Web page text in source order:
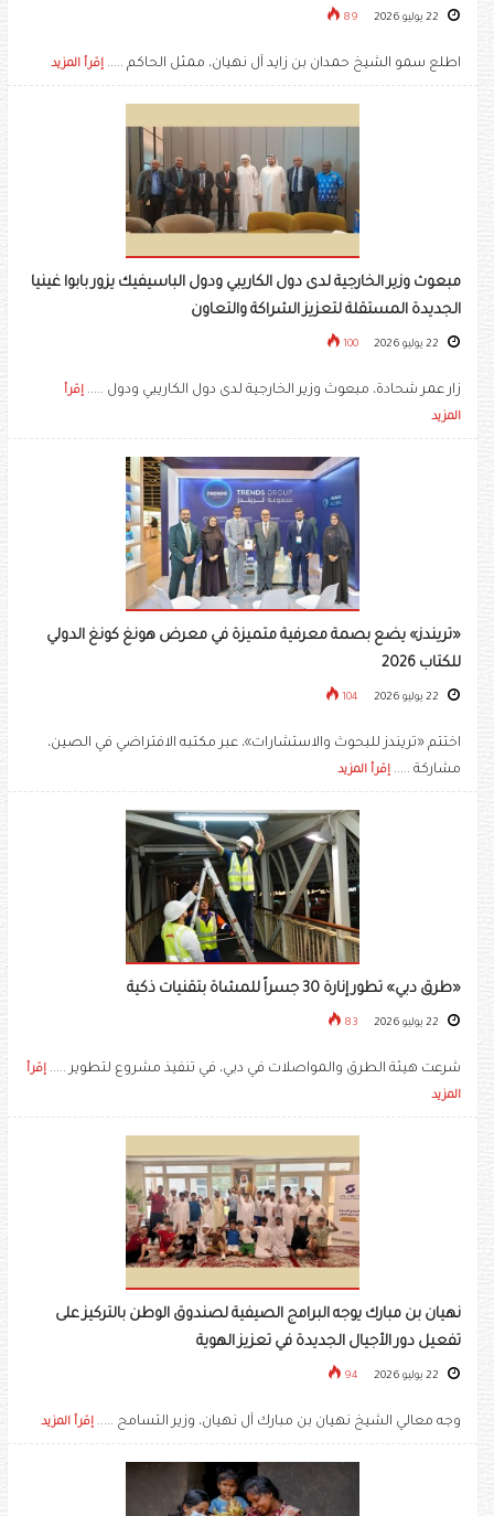
89
اطلع سمو الشيخ حمدان بن زايد آل نهيان، ممثل الحاكم ..... إقرأ المزيد
مبعوث وزير الخارجية لدى دول الكاريبي ودول الباسيفيك يزور بابوا غينيا
الجديدة المستقلة لتعزيز الشراكة والتعاون
100
زار عمر شحادة، مبعوث وزير الخارجية لدى دول الكاريبي ودول ..... إقرأ
المزيد
«تريندز» يضع بصمة معرفية متميزة في معرض هونغ كونغ الدولي
للكتاب 2026
104
اختتم «تريندز للبحوث والاستشارات»، عبر مكتبه الافتراضي في الصين،
مشاركة ..... إقرأ المزيد
«طرق دبي» تطور إنارة 30 جسراً للمشاة بتقنيات ذكية
83
شرعت هيئة الطرق والمواصلات في دبي، في تنفيذ مشروع لتطوير ..... إقرأ
المزيد
نهيان بن مبارك يوجه البرامج الصيفية لصندوق الوطن بالتركيز على
تفعيل دور الأجيال الجديدة في تعزيز الهوية
94
وجه معالي الشيخ نهيان بن مبارك آل نهيان، وزير التسامح ..... إقرأ المزيد